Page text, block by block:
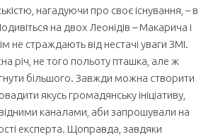
нагадуючи про своє існування, – в
на двох Леонідів – Макарича і
не страждають від нестачі уваги ЗМІ.
річ, не того польоту пташка, але ж
більшого. Завжди можна створити
якусь громадянську ініціативу,
каналами, аби запрошували на
експерта. Щоправда, завдяки